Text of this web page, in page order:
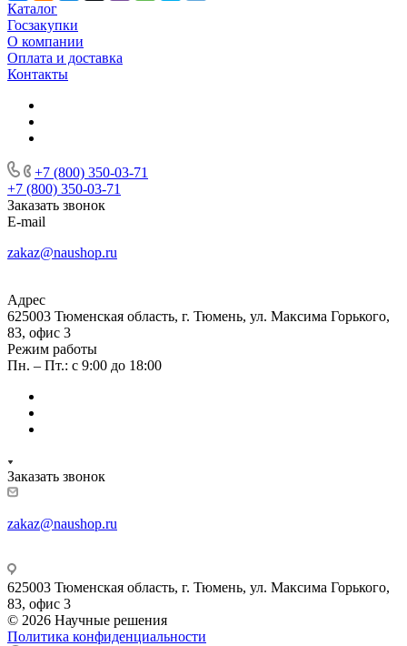
Каталог
Госзакупки
О компании
Оплата и доставка
Контакты
+7 (800) 350-03-71
+7 (800) 350-03-71
Заказать звонок
E-mail
zakaz@naushop.ru
Адрес
625003 Тюменская область, г. Тюмень, ул. Максима Горького,
83, офис 3
Режим работы
Пн. – Пт.: с 9:00 до 18:00
Заказать звонок
zakaz@naushop.ru
625003 Тюменская область, г. Тюмень, ул. Максима Горького,
83, офис 3
© 2026 Научные решения
Политика конфиденциальности